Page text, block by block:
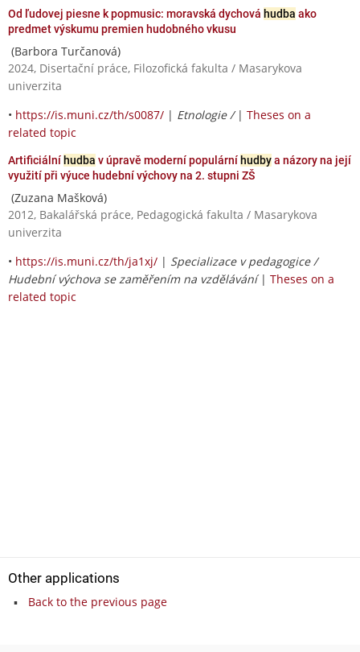
Od ľudovej piesne k popmusic: moravská dychová hudba ako
predmet výskumu premien hudobného vkusu
(Barbora Turčanová)
2024, Disertační práce, Filozofická fakulta / Masarykova
univerzita
• https://is.muni.cz/th/s0087/ | Etnologie / | Theses on a
related topic
Artificiálníhudba v úpravě moderní populárníhudbya názory na její
využití při výuce hudební výchovy na 2. stupni ZŠ
(Zuzana Mašková)
2012, Bakalářská práce, Pedagogická fakulta / Masarykova
univerzita
• https://is.muni.cz/th/ja1xj/ | Specializace v pedagogice /
Hudební výchova se zaměřením na vzdělávání| Theses on a
related topic
Other applications
Back to the previous page